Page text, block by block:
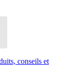
conseils et